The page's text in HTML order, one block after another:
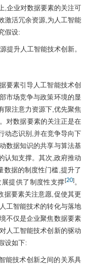
,企业对数据要素的关注可
激活冗余资源,为人工智能
假设:
提升人工智能技术创新。
要素引导人工智能技术创
市场竞争与政策环境的显
限注意力资源下,优先聚焦
。对数据要素的关注正是在
动态识别,并在竞争导向下
数据知识的共享与算法基
认知支撑。其次,政府推动
数据的制度性门槛,提升了
提供了制度性支撑[20]。
据要素关注意愿,促使其更
工智能技术的转化与落地
不仅是企业聚焦数据要素
人工智能技术创新的驱动
设如下:
能技术创新之间的关系具